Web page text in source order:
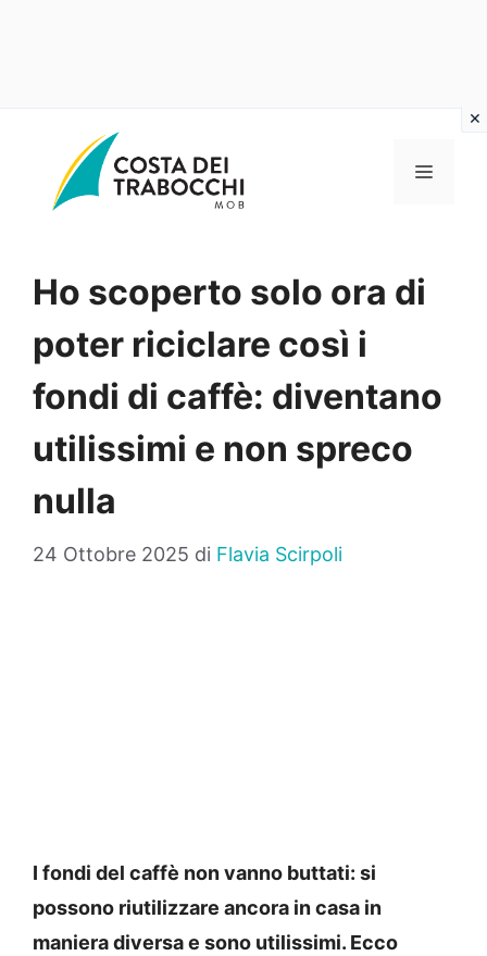
contenuto
MENU
Ho scoperto solo ora di
poter riciclare così i
fondi di caffè: diventano
utilissimi e non spreco
nulla
24 Ottobre 2025 di Flavia Scirpoli
I fondi del caffè non vanno buttati: si
possono riutilizzare ancora in casa in
maniera diversa e sono utilissimi. Ecco